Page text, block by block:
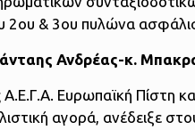
2ου & 3ου πυλώνα
Ανδρέας-κ.
Ευρωπαϊκή Πίστη
αγορά, ανέδειξε